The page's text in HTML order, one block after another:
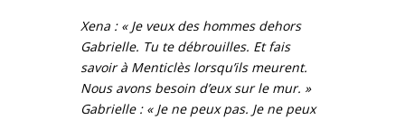
Xena : « Je veux des hommes dehors
Gabrielle. Tu te débrouilles. Et fais
savoir à Menticlès lorsqu’ils meurent.
Nous avons besoin d’eux sur le mur. »
Gabrielle : « Je ne peux pas. Je ne peux